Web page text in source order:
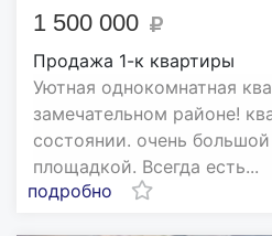
1 500 000
Продажа 1-к квартиры
Уютная однокомнатная
замечательном районе!
состоянии. очень
площадкой. Всегда есть...
подробно